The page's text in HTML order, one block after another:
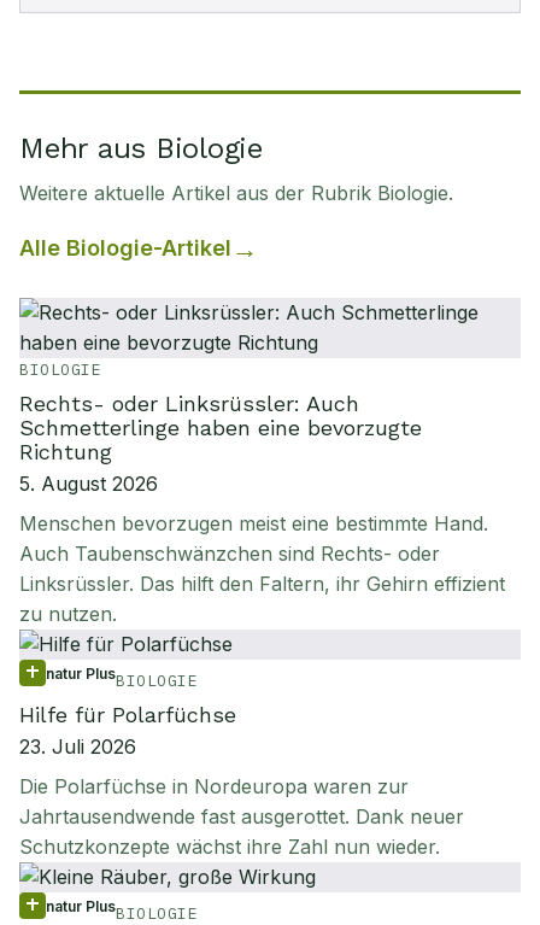
Mehr aus Biologie
Weitere aktuelle Artikel aus der Rubrik Biologie.
Alle Biologie-Artikel
BIOLOGIE
Rechts- oder Linksrüssler: Auch
Schmetterlinge haben eine bevorzugte
Richtung
5. August 2026
Menschen bevorzugen meist eine bestimmte Hand.
Auch Taubenschwänzchen sind Rechts- oder
Linksrüssler. Das hilft den Faltern, ihr Gehirn effizient
zu nutzen.
natur PlusBIOLOGIE
Hilfe für Polarfüchse
23. Juli 2026
Die Polarfüchse in Nordeuropa waren zur
Jahrtausendwende fast ausgerottet. Dank neuer
Schutzkonzepte wächst ihre Zahl nun wieder.
natur PlusBIOLOGIE